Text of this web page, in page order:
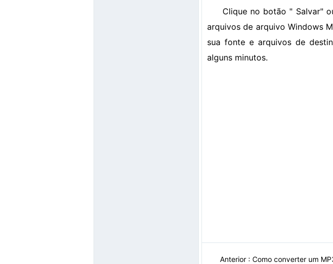
Clique no botão " Salvar"
arquivos de arquivo Windows
sua fonte e arquivos de
alguns minutos.
Anterior : Como converter um